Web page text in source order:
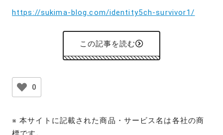
https://sukima-blog.com/identity5ch-survivor1/
この記事を読む
0
※ 本サイトに記載された商品・サービス名は各社の商